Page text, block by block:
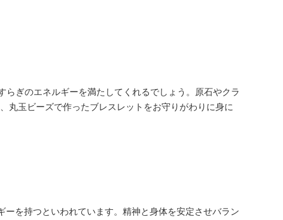
ぎのエネルギーを満たしてくれるでしょう。原石やクラ
丸玉ビーズで作ったブレスレットをお守りがわりに身に
を持つといわれています。精神と身体を安定させバラン